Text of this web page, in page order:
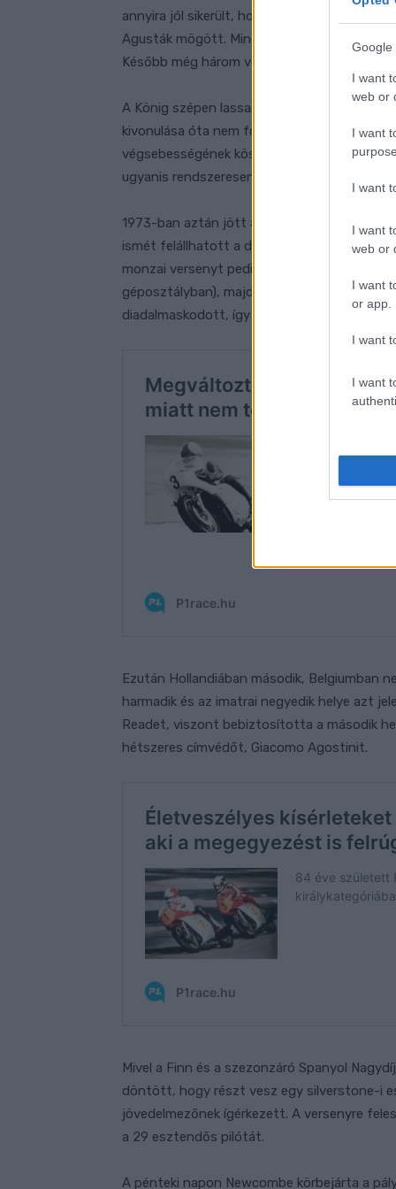
Google
I want
web or
I want
I want
I want
web or
I want
or app.
I want
I want
annyira jól sikerült, hogy a harmadik helyet
Agusták mögött. Mindezt egy olyan
Később még három versenyen indulhatott,
A König szépen lassan egyre nagyobb
kivonulása óta nem fordult elő. A motor
végsebességének köszönhetően,
ugyanis rendszeresen gond volt, így azon
1973-ban aztán jött az áttörés: Newcombe
ismét felállhatott a dobogó legalsó fokára.
monzai versenyt pedig Jarno Saarinen és
géposztályban), majd jött a Jugoszláv
diadalmaskodott, így megszerezte Új-
Ezután Hollandiában második, Belgiumban
harmadik és az imatrai negyedik helye azt
Readet, viszont bebiztosította a második
hétszeres címvédőt, Giacomo Agostinit.
Mivel a Finn és a szezonzáró Spanyol
döntött, hogy részt vesz egy silverstone-i
jövedelmezőnek ígérkezett. A versenyre
a 29 esztendős pilótát.
A pénteki napon Newcombe körbejárta a